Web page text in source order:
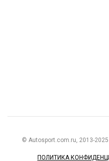
© Autosport.com.ru, 2013-2025
ПОЛИТИКА